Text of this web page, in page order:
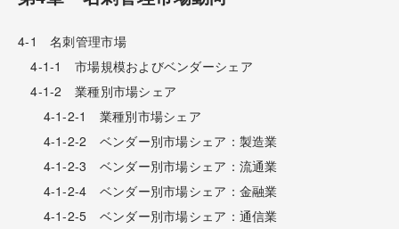
4-1 名刺管理市場
4-1-1 市場規模およびベンダーシェア
4-1-2 業種別市場シェア
4-1-2-1 業種別市場シェア
4-1-2-2 ベンダー別市場シェア：製造業
4-1-2-3 ベンダー別市場シェア：流通業
4-1-2-4 ベンダー別市場シェア：金融業
4-1-2-5 ベンダー別市場シェア：通信業